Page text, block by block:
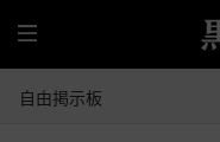
全
体
自由掲示板